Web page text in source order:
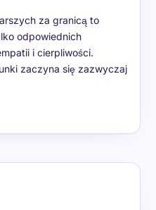
za granicą to
odpowiednich
i cierpliwości.
zaczyna się zazwyczaj